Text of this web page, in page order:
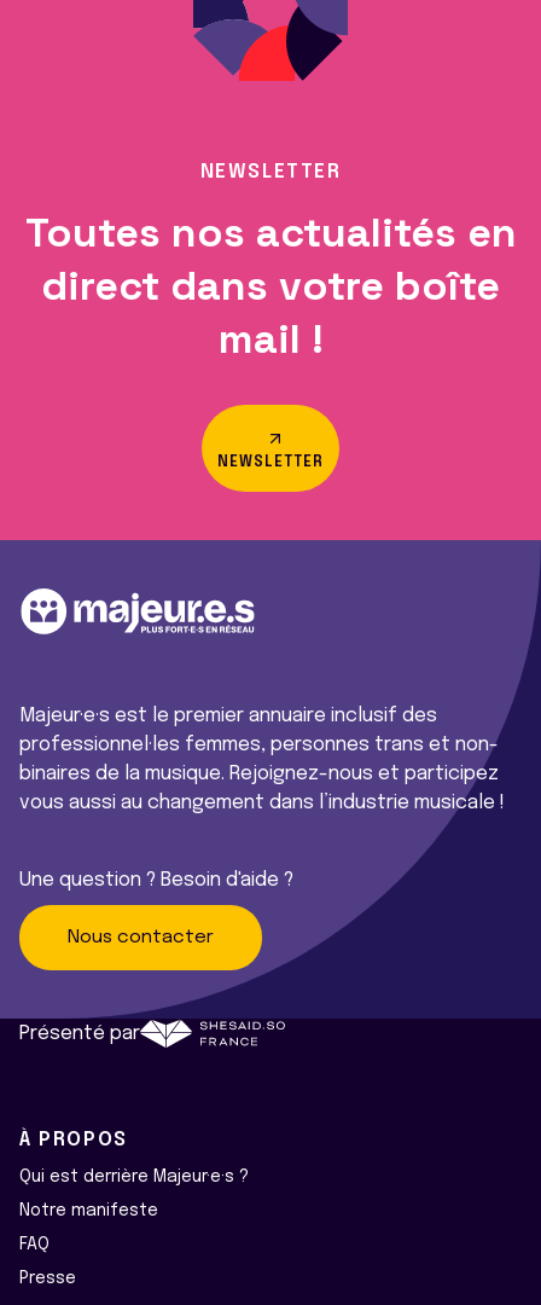
NEWSLETTER
Toutes nos actualités en
direct dans votre boîte
mail !
NEWSLETTER
Majeur·e·s est le premier annuaire inclusif des
professionnel·les femmes, personnes trans et non-
binaires de la musique. Rejoignez-nous et participez
vous aussi au changement dans l’industrie musicale !
Une question ? Besoin d'aide ?
Nous contacter
Présenté par
À PROPOS
Qui est derrière Majeur·e·s ?
Notre manifeste
FAQ
Presse